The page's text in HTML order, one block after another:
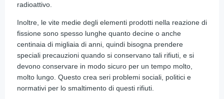
radioattivo.
Inoltre, le vite medie degli elementi prodotti nella reazione di
fissione sono spesso lunghe quanto decine o anche
centinaia di migliaia di anni, quindi bisogna prendere
speciali precauzioni quando si conservano tali rifiuti, e si
devono conservare in modo sicuro per un tempo molto,
molto lungo. Questo crea seri problemi sociali, politici e
normativi per lo smaltimento di questi rifiuti.